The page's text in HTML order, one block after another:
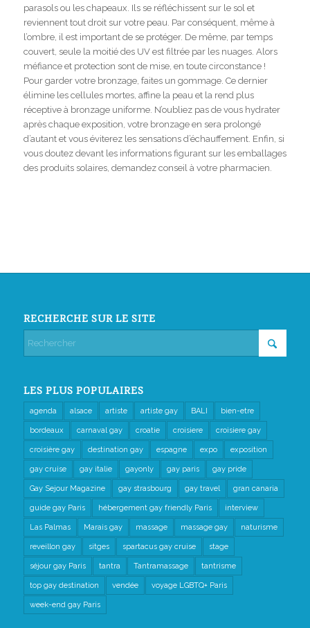
parasols ou les chapeaux. Ils se réfléchissent sur le sol et
reviennent tout droit sur votre peau. Par conséquent, même à
l’ombre, il est important de se protéger. De même, par temps
couvert, seule la moitié des UV est filtrée par les nuages. Alors
méfiance et protection sont de mise, en toute circonstance !
Pour garder votre bronzage, faites un gommage. Ce dernier
élimine les cellules mortes, affine la peau et la rend plus
réceptive à bronzage uniforme. N’oubliez pas de vous hydrater
après chaque exposition, votre bronzage en sera prolongé
d’autant et vous éviterez les sensations d’échauffement. Enfin, si
vous doutez devant les informations figurant sur les emballages
des produits solaires, demandez conseil à votre pharmacien.
RECHERCHE SUR LE SITE
LES PLUS POPULAIRES
agenda alsace artiste artiste gay BALI bien-etre
bordeaux carnaval gay croatie croisiere croisiere gay
croisière gay destination gay espagne expo exposition
gay cruise gay italie gayonly gay paris gay pride
Gay Sejour Magazine gay strasbourg gay travel gran canaria
guide gay Paris hébergement gay friendly Paris interview
Las Palmas Marais gay massage massage gay naturisme
reveillon gay sitges spartacus gay cruise stage
séjour gay Paris tantra Tantramassage tantrisme
top gay destination vendée voyage LGBTQ+ Paris
week-end gay Paris